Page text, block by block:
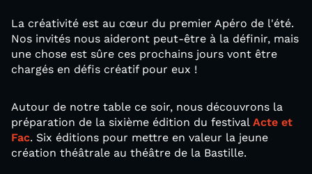
La créativité est au cœur du premier Apéro de l'été.
Nos invités nous aideront peut-être à la définir, mais
une chose est sûre ces prochains jours vont être
chargés en défis créatif pour eux !
Autour de notre table ce soir, nous découvrons la
préparation de la sixième édition du festival Acte et
Fac. Six éditions pour mettre en valeur la jeune
création théâtrale au théâtre de la Bastille.